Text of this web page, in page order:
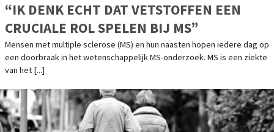
“IK DENK ECHT DAT VETSTOFFEN EEN
CRUCIALE ROL SPELEN BIJ MS”
Mensen met multiple sclerose (MS) en hun naasten hopen iedere dag op
een doorbraak in het wetenschappelijk MS-onderzoek. MS is een ziekte
van het [...]